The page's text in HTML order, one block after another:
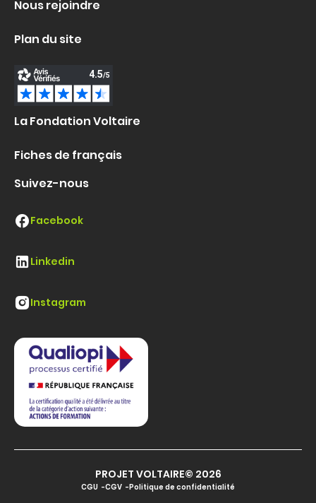
Nous rejoindre
Plan du site
La Fondation Voltaire
Fiches de français
Suivez-nous
Facebook
Linkedin
Instagram
PROJET VOLTAIRE© 2026
CGU CGV Politique de confidentialité